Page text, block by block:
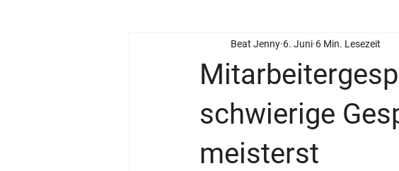
schwierige
meisterst
Beat Jenny 6. Juni 6 Min. Lesezeit